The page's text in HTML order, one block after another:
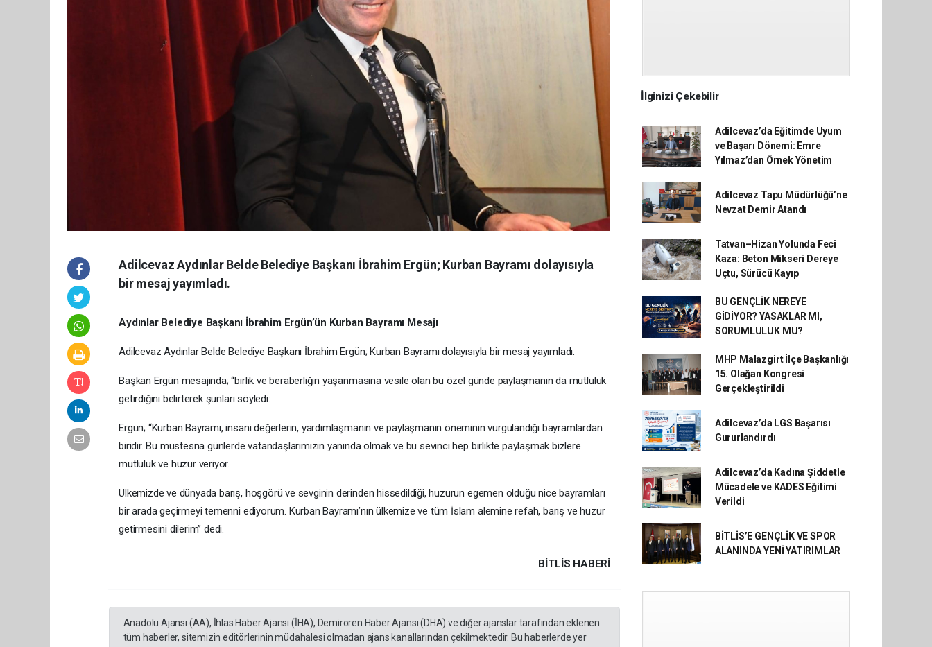
Adilcevaz Aydınlar Belde Belediye Başkanı İbrahim Ergün; Kurban Bayramı dolayısıyla
bir mesaj yayımladı.
Aydınlar Belediye Başkanı İbrahim Ergün’ün Kurban Bayramı Mesajı
Adilcevaz Aydınlar Belde Belediye Başkanı İbrahim Ergün; Kurban Bayramı dolayısıyla bir mesaj yayımladı.
Başkan Ergün mesajında; “birlik ve beraberliğin yaşanmasına vesile olan bu özel günde paylaşmanın da mutluluk
getirdiğini belirterek şunları söyledi:
Ergün; “Kurban Bayramı, insani değerlerin, yardımlaşmanın ve paylaşmanın öneminin vurgulandığı bayramlardan
biridir. Bu müstesna günlerde vatandaşlarımızın yanında olmak ve bu sevinci hep birlikte paylaşmak bizlere
mutluluk ve huzur veriyor.
Ülkemizde ve dünyada barış, hoşgörü ve sevginin derinden hissedildiği, huzurun egemen olduğu nice bayramları
bir arada geçirmeyi temenni ediyorum. Kurban Bayramı’nın ülkemize ve tüm İslam alemine refah, barış ve huzur
getirmesini dilerim” dedi.
BITLIS HABERİ
Anadolu Ajansı (AA), İhlas Haber Ajansı (İHA), Demirören Haber Ajansı (DHA) ve diğer ajanslar tarafından eklenen
tüm haberler, sitemizin editörlerinin müdahalesi olmadan ajans kanallarından çekilmektedir. Bu haberlerde yer
İlginizi Çekebilir
Adilcevaz’da Eğitimde Uyum
ve Başarı Dönemi: Emre
Yılmaz’dan Örnek Yönetim
Adilcevaz Tapu Müdürlüğü’ne
Nevzat Demir Atandı
Tatvan–Hizan Yolunda Feci
Kaza: Beton Mikseri Dereye
Uçtu, Sürücü Kayıp
BU GENÇLİK NEREYE
GİDİYOR? YASAKLAR MI,
SORUMLULUK MU?
MHP Malazgirt İlçe Başkanlığı
15. Olağan Kongresi
Gerçekleştirildi
Adilcevaz’da LGS Başarısı
Gururlandırdı
Adilcevaz’da Kadına Şiddetle
Mücadele ve KADES Eğitimi
Verildi
BİTLİS’E GENÇLİK VE SPOR
ALANINDA YENİ YATIRIMLAR